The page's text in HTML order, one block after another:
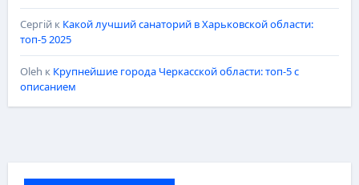
Сергійк Какой лучший санаторий в Харьковской области:
топ-5 2025
Oleh к Крупнейшие города Черкасской области: топ-5 с
описанием